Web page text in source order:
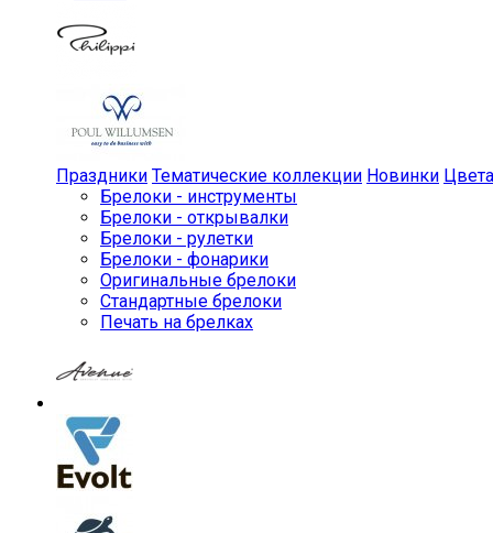
Праздники Тематические коллекции Новинки Цвета
Брелоки - инструменты
Брелоки - открывалки
Брелоки - рулетки
Брелоки - фонарики
Оригинальные брелоки
Стандартные брелоки
Печать на брелках